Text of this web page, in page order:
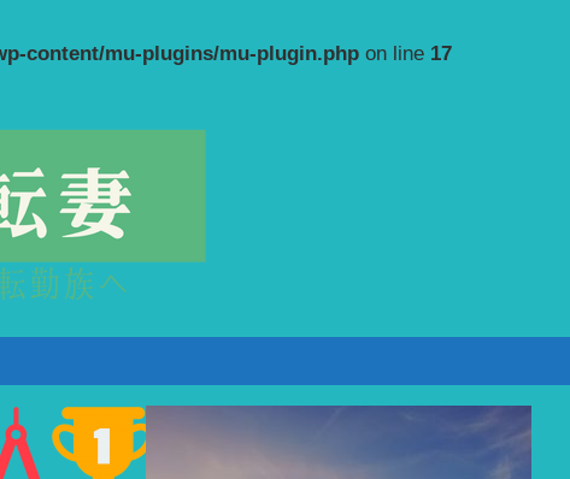
content/mu-plugins/mu-plugin.php on line 17